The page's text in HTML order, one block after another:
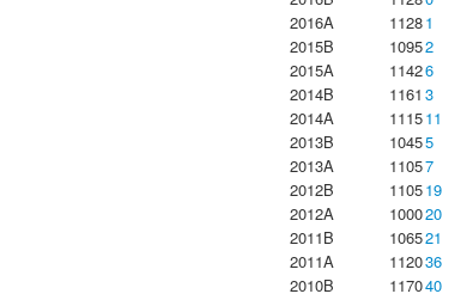
2016A
11281
2015B
10952
2015A
11426
2014B
1161 3
2014A
111511
2013B
10455
2013A
11057
2012B
110519
2012A
100020
2011B
106521
2011A
112036
2010B
117040